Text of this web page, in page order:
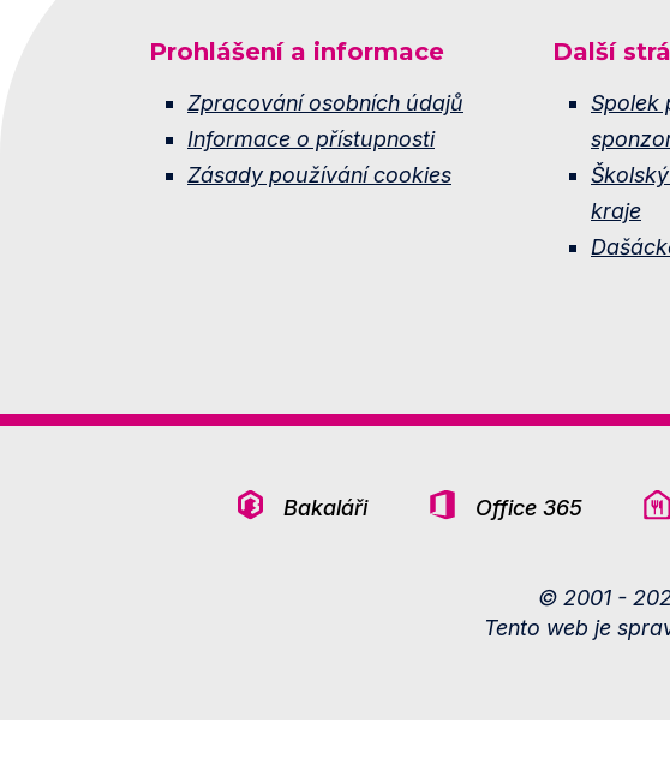
Prohlášení a informace
Zpracování osobních údajů
Informace o přístupnosti
Zásady používání cookies
Další
Spolek
kraje
Bakaláři Office 365
© 2001 -
Tento web je